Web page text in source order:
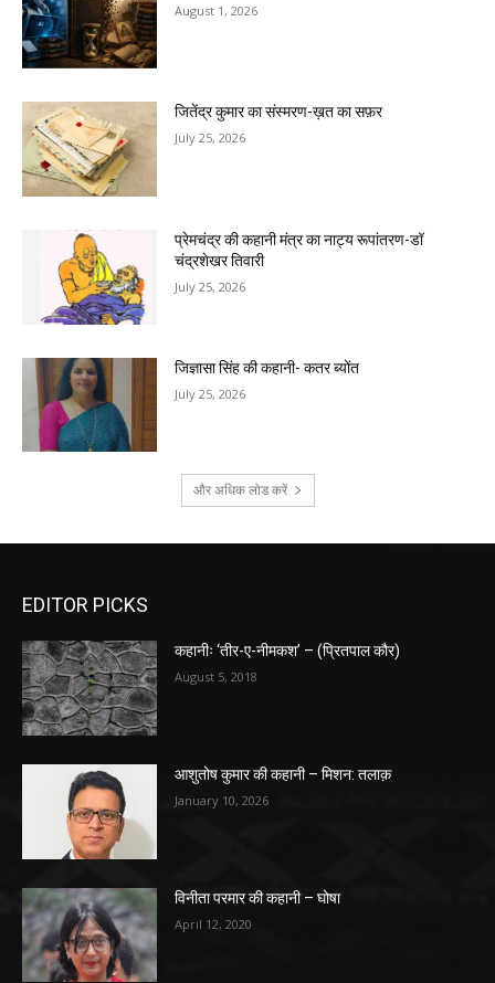
August 1, 2026
जितेंद्र कुमार का संस्मरण-ख़त का सफ़र
July 25, 2026
प्रेमचंद्र की कहानी मंत्र का नाट्य रूपांतरण-डॉ
चंद्रशेखर तिवारी
July 25, 2026
जिज्ञासा सिंह की कहानी- कतर ब्योंत
July 25, 2026
और अधिक लोड करें
EDITOR PICKS
कहानीः ‘तीर-ए-नीमकश’ – (प्रितपाल कौर)
August 5, 2018
आशुतोष कुमार की कहानी – मिशन: तलाक़
January 10, 2026
विनीता परमार की कहानी – घोषा
April 12, 2020